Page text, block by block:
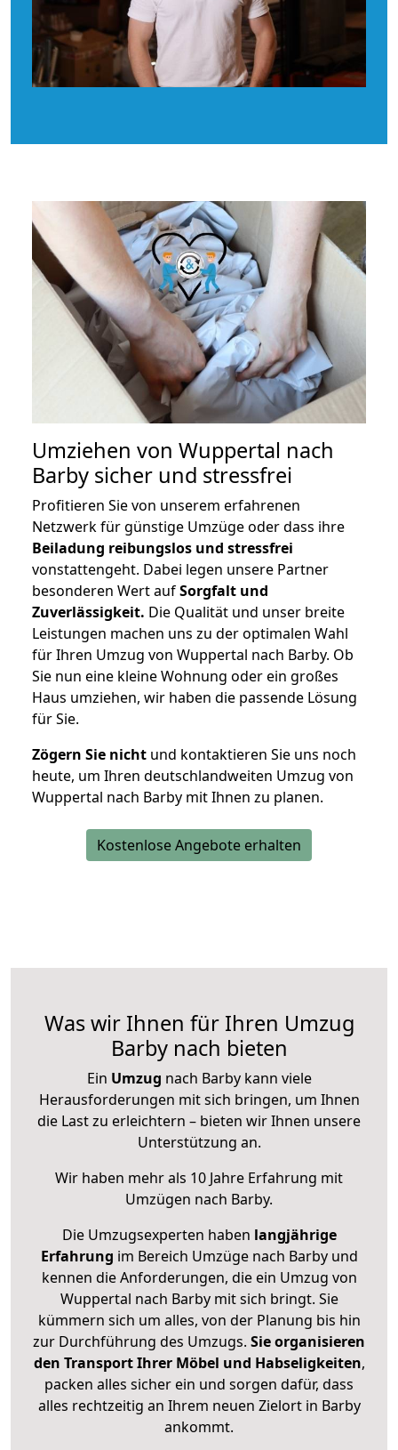
Umziehen von Wuppertal nach
Barby sicher und stressfrei
Profitieren Sie von unserem erfahrenen
Netzwerk für günstige Umzüge oder dass ihre
Beiladung reibungslos und stressfrei
vonstattengeht. Dabei legen unsere Partner
besonderen Wert aufSorgfalt und
Zuverlässigkeit. Die Qualität und unser breite
Leistungen machen uns zu der optimalen Wahl
für Ihren Umzug von Wuppertal nach Barby. Ob
Sie nun eine kleine Wohnung oder ein großes
Haus umziehen, wir haben die passende Lösung
für Sie.
Zögern Sie nicht und kontaktieren Sie uns noch
heute, um Ihren deutschlandweiten Umzug von
Wuppertal nach Barby mit Ihnen zu planen.
Kostenlose Angebote erhalten
Was wir Ihnen für Ihren Umzug
Barby nach bieten
Ein Umzug nach Barby kann viele
Herausforderungen mit sich bringen, um Ihnen
die Last zu erleichtern – bieten wir Ihnen unsere
Unterstützung an.
Wir haben mehr als 10 Jahre Erfahrung mit
Umzügen nach Barby.
Die Umzugsexperten haben langjährige
Erfahrung im Bereich Umzüge nach Barby und
kennen die Anforderungen, die ein Umzug von
Wuppertal nach Barby mit sich bringt. Sie
kümmern sich um alles, von der Planung bis hin
zur Durchführung des Umzugs. Sie organisieren
den Transport Ihrer Möbel und Habseligkeiten,
packen alles sicher ein und sorgen dafür, dass
alles rechtzeitig an Ihrem neuen Zielort in Barby
ankommt.